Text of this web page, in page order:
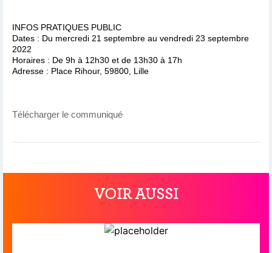
INFOS PRATIQUES PUBLIC
Dates : Du mercredi 21 septembre au vendredi 23 septembre
2022
Horaires : De 9h à 12h30 et de 13h30 à 17h
Adresse : Place Rihour, 59800, Lille
Télécharger le communiqué
VOIR AUSSI